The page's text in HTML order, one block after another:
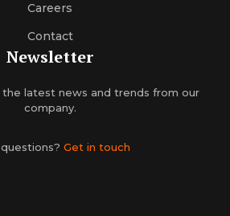
Careers
Contact
Newsletter
latest news and trends from our
company.
Get in touch